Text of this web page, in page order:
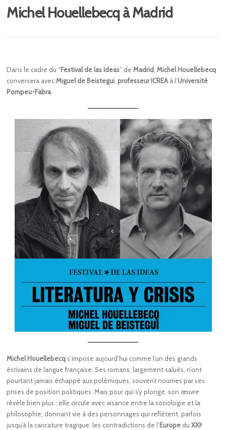
Michel Houellebecq à Madrid
Dans le cadre du “Festival de las Ideas” deMadrid,Michel Houellebecq
conversera avecMiguel de Beistegui,professeur ICREAàl’Université
Pompeu-Fabra.
Michel Houellebecq s’impose aujourd’hui comme l’un des grands
écrivains de langue française. Ses romans, largement salués, n’ont
pourtant jamais échappé aux polémiques, souvent nourries par ses
prises de position politiques. Mais pour qui s’y plonge, son œuvre
révèle bien plus : elle circule avec aisance entre la sociologie et la
philosophie, donnant vie à des personnages qui reflètent, parfois
jusqu’à la caricature tragique, les contradictions de l’Europe duXXIᵉ